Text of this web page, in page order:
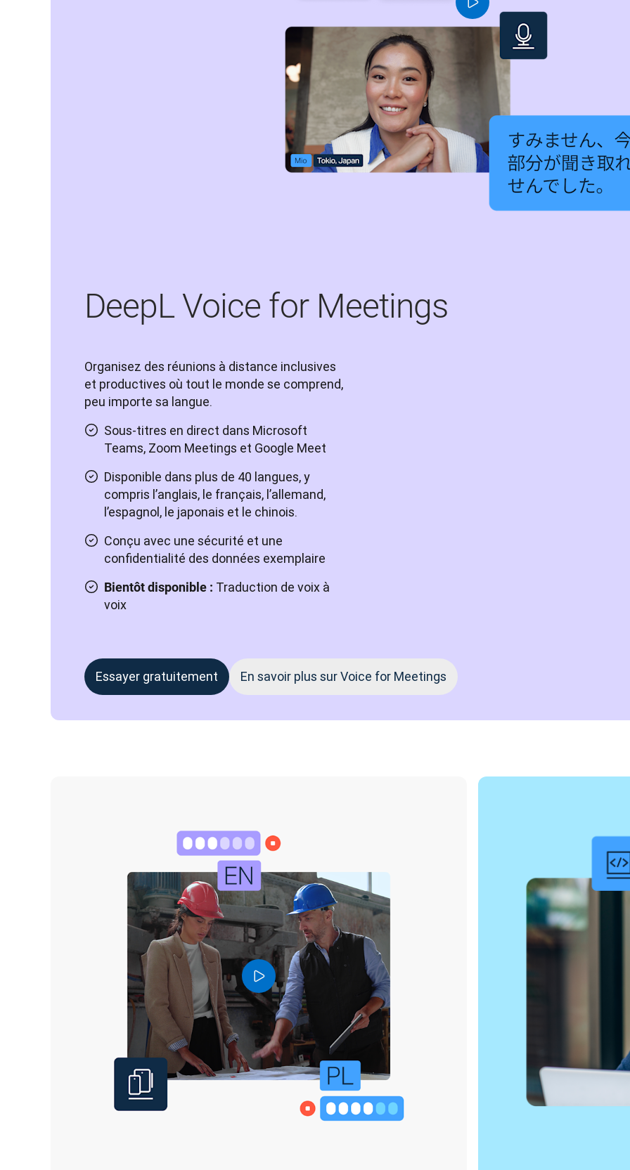
DeepL Voice for Meetings
Organisez des réunions à distance inclusives
et productives où tout le monde se comprend,
peu importe sa langue.
Sous-titres en direct dans Microsoft
Teams, Zoom Meetings et Google Meet
Disponible dans plus de 40 langues, y
compris l’anglais, le français, l’allemand,
l’espagnol, le japonais et le chinois.
Conçu avec une sécurité et une
confidentialité des données exemplaire
Bientôt disponible : Traduction de voix à
voix
Essayer gratuitement En savoir plus sur Voice for Meetings